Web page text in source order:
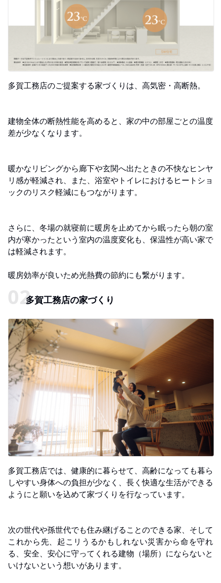
多賀工務店のご提案する家づくりは、高気密・高断熱。
建物全体の断熱性能を高めると、家の中の部屋ごとの温度
差が少なくなります。
暖かなリビングから廊下や玄関へ出たときの不快なヒンヤ
リ感が軽減され、また、浴室やトイレにおけるヒートショ
ックのリスク軽減にもつながります。
さらに、冬場の就寝前に暖房を止めてから眠ったら朝の室
内が寒かったという室内の温度変化も、保温性が高い家で
は軽減されます。
暖房効率が良いため光熱費の節約にも繋がります。
多賀工務店の家づくり
多賀工務店では、健康的に暮らせて、高齢になっても暮ら
しやすい身体への負担が少なく、長く快適な生活ができる
ようにと願いを込めて家づくりを行なっています。
次の世代や孫世代でも住み継げることのできる家、そして
これから先、起こリうるかもしれない災害から命を守れ
る、安全、安心に守ってくれる建物（場所）にならないと
いけないという想いがあります。